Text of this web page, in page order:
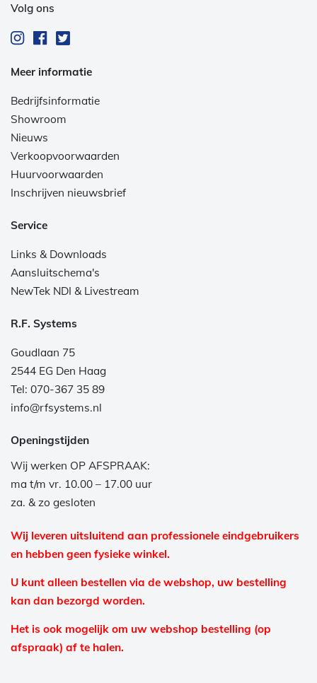
Volg ons
Meer informatie
Bedrijfsinformatie
Showroom
Nieuws
Verkoopvoorwaarden
Huurvoorwaarden
Inschrijven nieuwsbrief
Service
Links & Downloads
Aansluitschema's
NewTek NDI & Livestream
R.F. Systems
Goudlaan 75
2544 EG Den Haag
Tel: 070-367 35 89
info@rfsystems.nl
Openingstijden
Wij werken OP AFSPRAAK:
ma t/m vr. 10.00 – 17.00 uur
za. & zo gesloten
Wij leveren uitsluitend aan professionele eindgebruikers
en hebben geen fysieke winkel.
U kunt alleen bestellen via de webshop, uw bestelling
kan dan bezorgd worden.
Het is ook mogelijk om uw webshop bestelling (op
afspraak) af te halen.